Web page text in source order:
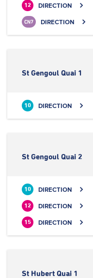
12 DIRECTION
CN7 DIRECTION
St Gengoul Quai 1
10 DIRECTION
St Gengoul Quai 2
10 DIRECTION
12 DIRECTION
15 DIRECTION
St Hubert Quai 1